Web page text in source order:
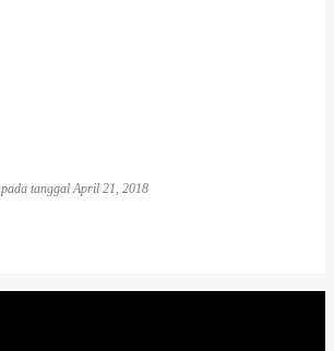
pada tanggalApril 21, 2018